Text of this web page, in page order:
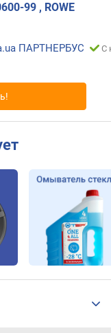
99 , ROWE
ПАРТНЕРБУС С